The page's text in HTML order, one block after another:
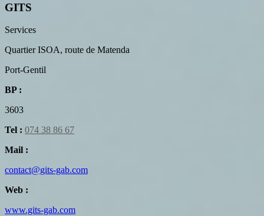
GITS
Services
Quartier ISOA, route de Matenda
Port-Gentil
BP :
3603
Tel : 074 38 86 67
Mail :
contact@gits-gab.com
Web :
www.gits-gab.com